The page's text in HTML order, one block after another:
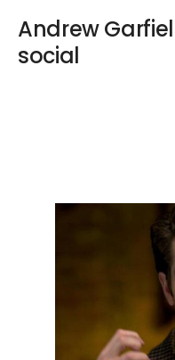
Andrew
social